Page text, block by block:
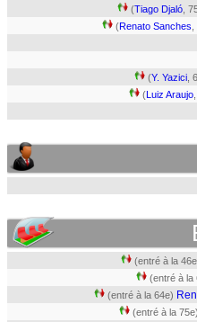
(Tiago Djaló ,
(Renato Sanches
(Y. Yazici ,
(Luiz Araujo
(entré à la
(entré à la
(entré à la 64e)
(entré à la 75e)